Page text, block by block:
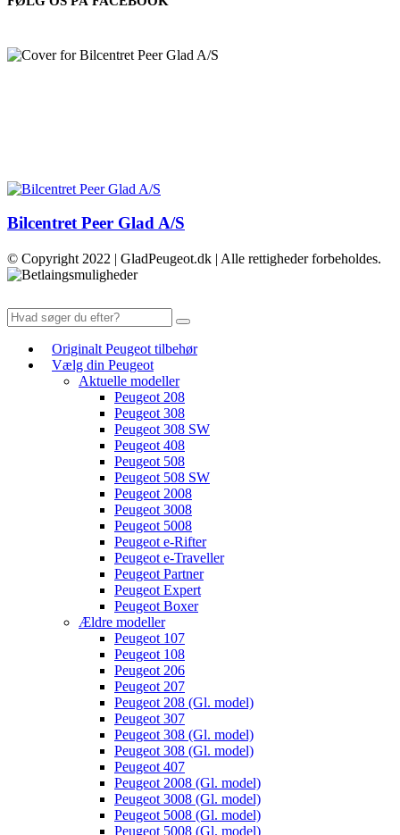
Bilcentret Peer Glad A/S
© Copyright 2022 | GladPeugeot.dk | Alle rettigheder forbeholdes.
Originalt Peugeot tilbehør
Vælg din Peugeot
Aktuelle modeller
Peugeot 208
Peugeot 308
Peugeot 308 SW
Peugeot 408
Peugeot 508
Peugeot 508 SW
Peugeot 2008
Peugeot 3008
Peugeot 5008
Peugeot e-Rifter
Peugeot e-Traveller
Peugeot Partner
Peugeot Expert
Peugeot Boxer
Ældre modeller
Peugeot 107
Peugeot 108
Peugeot 206
Peugeot 207
Peugeot 208 (Gl. model)
Peugeot 307
Peugeot 308 (Gl. model)
Peugeot 308 (Gl. model)
Peugeot 407
Peugeot 2008 (Gl. model)
Peugeot 3008 (Gl. model)
Peugeot 5008 (Gl. model)
Peugeot 5008 (Gl. model)